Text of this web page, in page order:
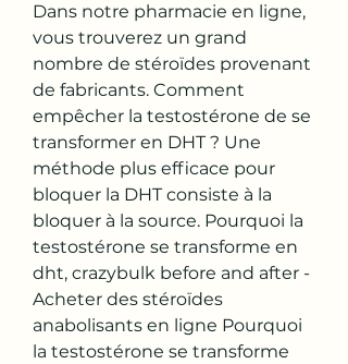
Dans notre pharmacie en ligne,
vous trouverez un grand
nombre de stéroïdes provenant
de fabricants. Comment
empêcher la testostérone de se
transformer en DHT ? Une
méthode plus efficace pour
bloquer la DHT consiste à la
bloquer à la source. Pourquoi la
testostérone se transforme en
dht, crazybulk before and after -
Acheter des stéroïdes
anabolisants en ligne Pourquoi
la testostérone se transforme